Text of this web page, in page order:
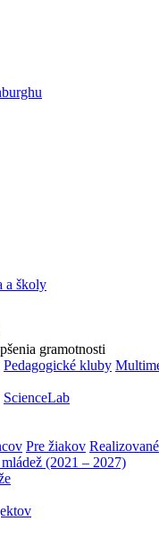
a školy
gramotnosti
Pedagogické kluby
ScienceLab
Pre žiakov
(2021 – 2027)